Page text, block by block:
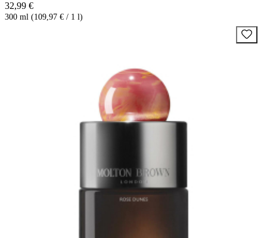
32,99 €
300 ml (109,97 € / 1 l)